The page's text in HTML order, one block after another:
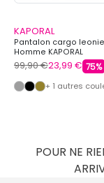
KAPORAL
Pantalon cargo
Homme KAPORAL
99,90 €23,99 € 75%
+ 1 autres
POUR NE